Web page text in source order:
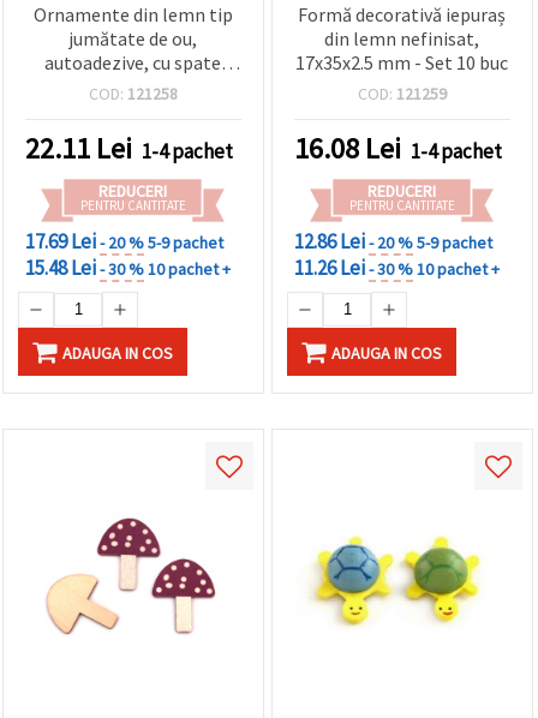
Ornamente din lemn tip
jumătate de ou,
autoadezive, cu spate
plat, culori mixte,
decorațiuni DIY de Paște
pentru scrapbooking și
cardmaking, set 10 bucăți
COD: 121258
22.11 Lei 1-4 pachet
REDUCERI
PENTRU CANTITATE
17.69 Lei- 20 %5-9 pachet
15.48 Lei- 30 %10 pachet +
ADAUGA IN COS
Formă decorativă iepuraș
din lemn nefinisat,
17x35x2.5 mm - Set 10 buc
COD: 121259
16.08 Lei 1-4 pachet
REDUCERI
PENTRU CANTITATE
12.86 Lei- 20 %5-9 pachet
11.26 Lei- 30 %10 pachet +
ADAUGA IN COS